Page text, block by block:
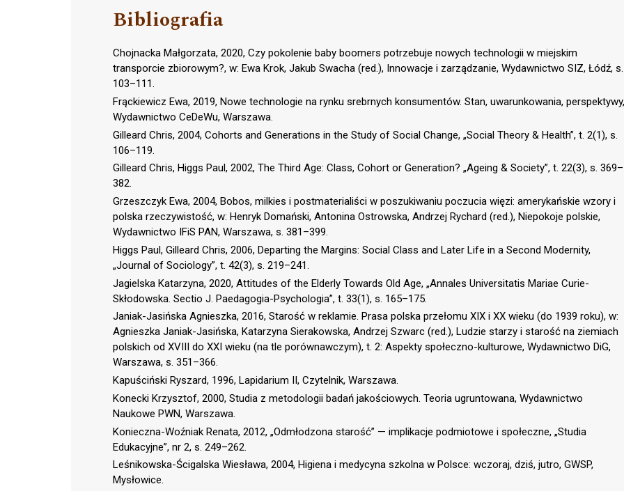
Bibliografia
Chojnacka Małgorzata, 2020, Czy pokolenie baby boomers potrzebuje nowych technologii w miejskim
transporcie zbiorowym?, w: Ewa Krok, Jakub Swacha (red.), Innowacje i zarządzanie, Wydawnictwo SIZ, Łódź, s.
103–111.
Frąckiewicz Ewa, 2019, Nowe technologie na rynku srebrnych konsumentów. Stan, uwarunkowania, perspektywy,
Wydawnictwo CeDeWu, Warszawa.
Gilleard Chris, 2004, Cohorts and Generations in the Study of Social Change, „Social Theory & Health”, t. 2(1), s.
106–119.
Gilleard Chris, Higgs Paul, 2002, The Third Age: Class, Cohort or Generation? „Ageing & Society”, t. 22(3), s. 369–
382.
Grzeszczyk Ewa, 2004, Bobos, milkies i postmaterialiści w poszukiwaniu poczucia więzi: amerykańskie wzory i
polska rzeczywistość, w: Henryk Domański, Antonina Ostrowska, Andrzej Rychard (red.), Niepokoje polskie,
Wydawnictwo IFiS PAN, Warszawa, s. 381–399.
Higgs Paul, Gilleard Chris, 2006, Departing the Margins: Social Class and Later Life in a Second Modernity,
„Journal of Sociology”, t. 42(3), s. 219–241.
Jagielska Katarzyna, 2020, Attitudes of the Elderly Towards Old Age, „Annales Universitatis Mariae Curie-
Skłodowska. Sectio J. Paedagogia-Psychologia”, t. 33(1), s. 165–175.
Janiak-Jasińska Agnieszka, 2016, Starość w reklamie. Prasa polska przełomu XIX i XX wieku (do 1939 roku), w:
Agnieszka Janiak-Jasińska, Katarzyna Sierakowska, Andrzej Szwarc (red.), Ludzie starzy i starość na ziemiach
polskich od XVIII do XXI wieku (na tle porównawczym), t. 2: Aspekty społeczno-kulturowe, Wydawnictwo DiG,
Warszawa, s. 351–366.
Kapuściński Ryszard, 1996, Lapidarium II, Czytelnik, Warszawa.
Konecki Krzysztof, 2000, Studia z metodologii badań jakościowych. Teoria ugruntowana, Wydawnictwo
Naukowe PWN, Warszawa.
Konieczna-Woźniak Renata, 2012, „Odmłodzona starość” — implikacje podmiotowe i społeczne, „Studia
Edukacyjne”, nr 2, s. 249–262.
Leśnikowska-Ścigalska Wiesława, 2004, Higiena i medycyna szkolna w Polsce: wczoraj, dziś, jutro, GWSP,
Mysłowice.